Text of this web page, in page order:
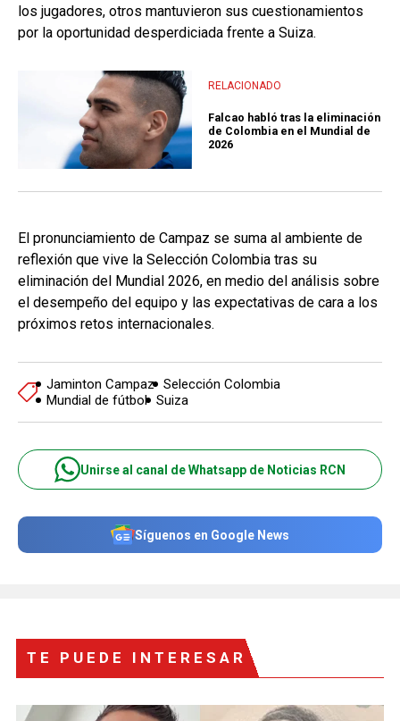
los jugadores, otros mantuvieron sus cuestionamientos
por la oportunidad desperdiciada frente a Suiza.
RELACIONADO
Falcao habló tras la eliminación
de Colombia en el Mundial de
2026
El pronunciamiento de Campaz se suma al ambiente de
reflexión que vive la Selección Colombia tras su
eliminación del Mundial 2026, en medio del análisis sobre
el desempeño del equipo y las expectativas de cara a los
próximos retos internacionales.
Jaminton Campaz Selección Colombia
Mundial de fútbol Suiza
Unirse al canal de Whatsapp de Noticias RCN
Síguenos en Google News
TE PUEDE INTERESAR